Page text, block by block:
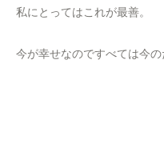
私にとってはこれが最善。
今が幸せなのですべては今の